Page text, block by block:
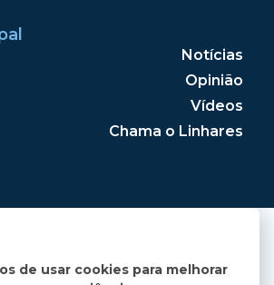
Notícias
Opinião
Vídeos
Chama o Linhares
de usar cookies para melhorar